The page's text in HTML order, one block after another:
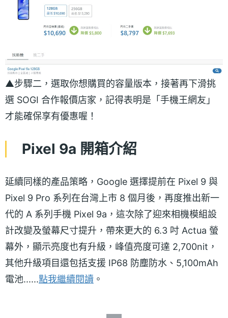
▲步驟二，選取你想購買的容量版本，接著再下滑挑
選 SOGI 合作報價店家，記得表明是「手機王網友」
才能確保享有優惠喔！
Pixel 9a 開箱介紹
延續同樣的產品策略，Google 選擇提前在 Pixel 9 與
Pixel 9 Pro 系列在台灣上市 8 個月後，再度推出新一
代的 A 系列手機 Pixel 9a，這次除了迎來相機模組設
計改變及螢幕尺寸提升，帶來更大的 6.3 吋 Actua 螢
幕外，顯示亮度也有升級，峰值亮度可達 2,700nit，
其他升級項目還包括支援 IP68 防塵防水、5,100mAh
電池......點我繼續閱讀 。